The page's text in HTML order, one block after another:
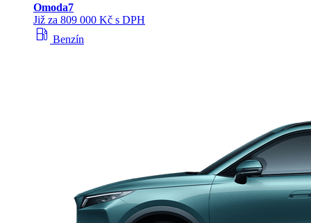
Omoda7
Již za 809 000 Kč s DPH
local_gas_station Benzín